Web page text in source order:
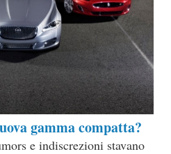
gamma compatta?
e indiscrezioni stavano